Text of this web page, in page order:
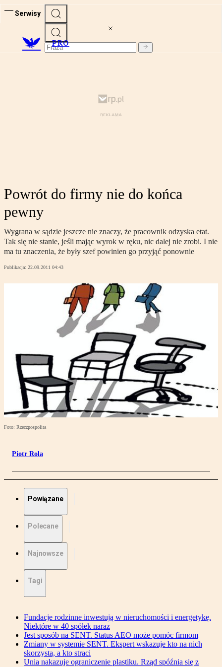
Serwisy
PRO
Powrót do firmy nie do końca
pewny
Wygrana w sądzie jeszcze nie znaczy, że pracownik odzyska etat.
Tak się nie stanie, jeśli mając wyrok w ręku, nic dalej nie zrobi. I nie
ma tu znaczenia, że były szef powinien go przyjąć ponownie
Publikacja: 22.09.2011 04:43
Foto: Rzeczpospolita
Piotr Rola
Powiązane
Polecane
Najnowsze
Tagi
Fundacje rodzinne inwestują w nieruchomości i energetykę.
Niektóre w 40 spółek naraz
Jest sposób na SENT. Status AEO może pomóc firmom
Zmiany w systemie SENT. Ekspert wskazuje kto na nich
skorzysta, a kto straci
Unia nakazuje ograniczenie plastiku. Rząd spóźnia się z